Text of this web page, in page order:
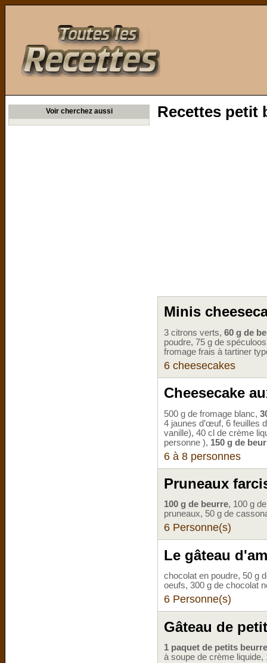
Voir cherchez aussi Recettes petit
Minis
3 citrons verts, 60 g de
poudre, 75 g de
fromage frais à tartiner
6 cheesecakes
Cheesecake
500 g de fromage blanc,
4 jaunes d’œuf, 6 feuilles
vanille), 40 cl de crème
personne ), 150 g de
6 à 8 personnes
Pruneaux
100 g de beurre, 100 g
pruneaux, 50 g de
6 Personne(s)
Le gâteau
chocolat en poudre, 50 g
oeufs, 300 g de chocolat
6 Personne(s)
Gâteau de
1 paquet de petits
à soupe de crème